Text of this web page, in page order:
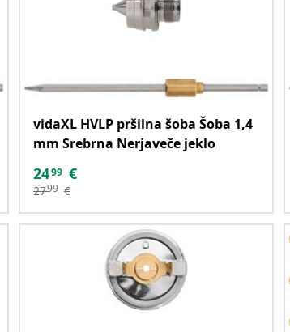
vidaXL HVLP pršilna šoba Šoba 1,4
mm Srebrna Nerjaveče jeklo
2499 €
2799 €